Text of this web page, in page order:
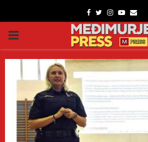
Facebook
TwitterInstagram
Youtube
PRIMARY
MENU